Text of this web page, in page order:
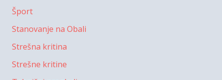
Šport
Stanovanje na Obali
Strešna kritina
Strešne kritine